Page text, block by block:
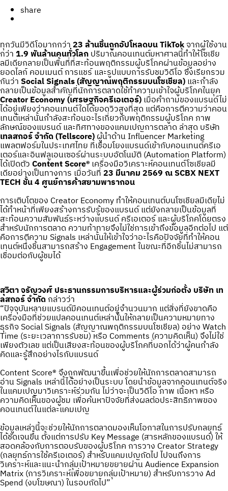
share
ทุกวันมีวิดีโอมากกว่า23 ล้านชิ้นถูกอัปโหลดบน TikTokจากผู้ใช้งาน
กว่า1.9 พันล้านคนทั่วโลกปริมาณคอนเทนต์มหาศาลนี้ทำให้โซเชีย
ลมีเดียกลายเป็นพื้นที่ที่สะท้อนพฤติกรรมผู้บริโภคผ่านข้อมูลอย่าง
ยอดไลก์ คอมเมนต์ การแชร์ และรูปแบบการรับชมวิดีโอ ซึ่งเรียกรวม
กันว่าSocial Signals (สัญญาณพฤติกรรมบนโซเชียล)และกำลัง
กลายเป็นข้อมูลสำคัญที่นักการตลาดใช้ทำความเข้าใจผู้บริโภคในยุค
Creator Economy (เศรษฐกิจครีเอเตอร์)เมื่อคำถามของแบรนด์ไม่
ได้อยู่เพียงว่าคอนเทนต์ใดได้ยอดวิวสูงที่สุด แต่คือการตีความว่าคอน
เทนต์เหล่านั้นกำลังสะท้อนอะไรเกี่ยวกับพฤติกรรมผู้บริโภค ภาพ
ลักษณ์ของแบรนด์ และทิศทางของแคมเปญการตลาด ล่าสุด บริษัท
เทลสกอร์ จำกัด (Tellscore)ผู้นำด้าน Influencer Marketing
แพลตฟอร์มในประเทศไทย ที่เชื่อมโยงแบรนด์เข้ากับคอนเทนต์ครีเอ
เตอร์และอินฟลูเอนเซอร์ผ่านระบบอัตโนมัติ (Automation Platform)
ได้เปิดตัวContent Score®เครื่องมือวิเคราะห์คอนเทนต์โซเชียลมี
เดียอย่างเป็นทางการ เมื่อวันที่23 มีนาคม 2569 ณ SCBX NEXT
TECH ชั้น 4 ศูนย์การค้าสยามพารากอน
การเติบโตของ Creator Economy ทำให้คอนเทนต์บนโซเชียลมีเดียไม่
ได้ทำหน้าที่เพียงสร้างการรับรู้ของแบรนด์ แต่ยังกลายเป็นข้อมูลที่
สะท้อนความสัมพันธ์ระหว่างแบรนด์ ครีเอเตอร์ และผู้บริโภคโดยตรง
สำหรับนักการตลาด ความท้าทายจึงไม่ใช่การเข้าถึงข้อมูลอีกต่อไป แต่
คือการตีความ Signals เหล่านั้นให้เข้าใจว่าอะไรคือปัจจัยที่ทำให้คอน
เทนต์หนึ่งชิ้นสามารถสร้าง Engagement ในขณะที่อีกชิ้นไม่สามารถ
เชื่อมต่อกับผู้ชมได้
สุวิตา จรัญวงศ์ ประธานกรรมการบริหารและผู้ร่วมก่อตั้ง บริษัท เท
ลสกอร์ จำกัดกล่าวว่า
“ปัจจุบันหลายแบรนด์มีคอนเทนต์อยู่จำนวนมาก แต่สิ่งที่ยังขาดคือ
เครื่องมือที่ช่วยแปลคอนเทนต์เหล่านั้นให้กลายเป็นความหมายทาง
ธุรกิจ Social Signals (สัญญาณพฤติกรรมบนโซเชียล) อย่าง Watch
Time (ระยะเวลาการรับชม) หรือ Comments (ความคิดเห็น) จึงไม่ใช่
เพียงตัวเลข แต่เป็นเสียงสะท้อนของผู้บริโภคที่บอกได้ว่าผู้คนกำลัง
คิดและรู้สึกอย่างไรกับแบรนด์
Content Score® จึงถูกพัฒนาขึ้นเพื่อช่วยให้นักการตลาดสามารถ
อ่าน Signals เหล่านี้ได้อย่างเป็นระบบ โดยนำข้อมูลจากคอนเทนต์จริง
ในแคมเปญมาวิเคราะห์ร่วมกัน ไม่ว่าจะเป็นวิดีโอ ภาพ เนื้อหา หรือ
ความคิดเห็นของผู้ชม เพื่อค้นหาปัจจัยที่ส่งผลต่อประสิทธิภาพของ
คอนเทนต์ในแต่ละแคมเปญ
ข้อมูลเหล่านี้จะช่วยให้นักการตลาดมองเห็นโอกาสในการปรับกลยุทธ์
ได้ชัดเจนขึ้น ตั้งแต่การปรับ Key Message (สารหลักของแบรนด์) ให้
สอดคล้องกับการตอบรับของผู้บริโภค การวาง Creator Strategy
(กลยุทธ์การใช้ครีเอเตอร์) สำหรับแคมเปญถัดไป ไปจนถึงการ
วิเคราะห์และแนะนำกลุ่มเป้าหมายขยายผ่าน Audience Expansion
Matrix (การวิเคราะห์เพื่อขยายกลุ่มเป้าหมาย) สำหรับการวาง Ad
Spend (งบโฆษณา) ในรอบถัดไป”